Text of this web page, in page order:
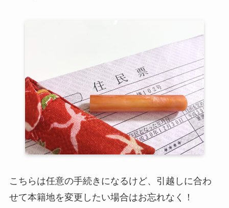
こちらは任意の手続きになるけど、引越しに合わ
せて本籍地を変更したい場合はお忘れなく！